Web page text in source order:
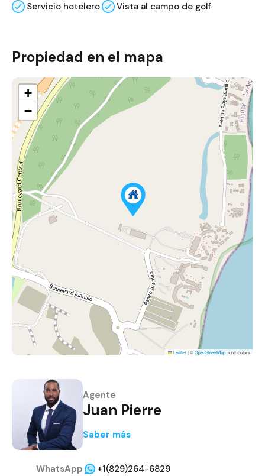
Servicio hotelero Vista al campo de golf
Propiedad en el mapa
+
−
Leaflet|©OpenStreetMapcontributors
Agente
Juan Pierre
Saber más
WhatsApp
+1(829)264-6829